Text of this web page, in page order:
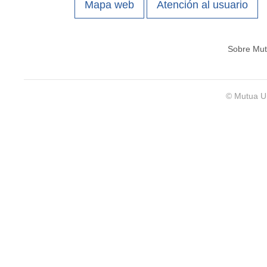
Mapa web Atención al usuario
Sobre
© Mutua